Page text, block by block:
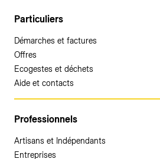
Particuliers
Démarches et factures
Offres
Ecogestes et déchets
Aide et contacts
Professionnels
Artisans et Indépendants
Entreprises